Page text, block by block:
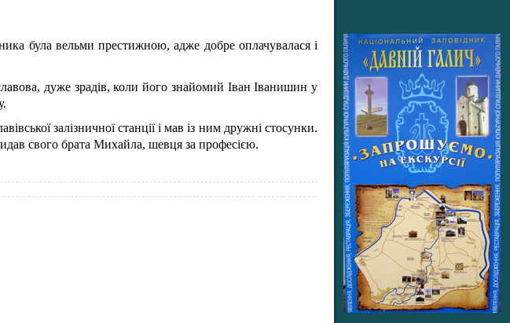
була вельми престижною, адже добре оплачувалася і
дуже зрадів, коли його знайомий Іван Іванишин у
залізничної станції і мав із ним дружні стосунки.
свого брата Михайла, шевця за професією.